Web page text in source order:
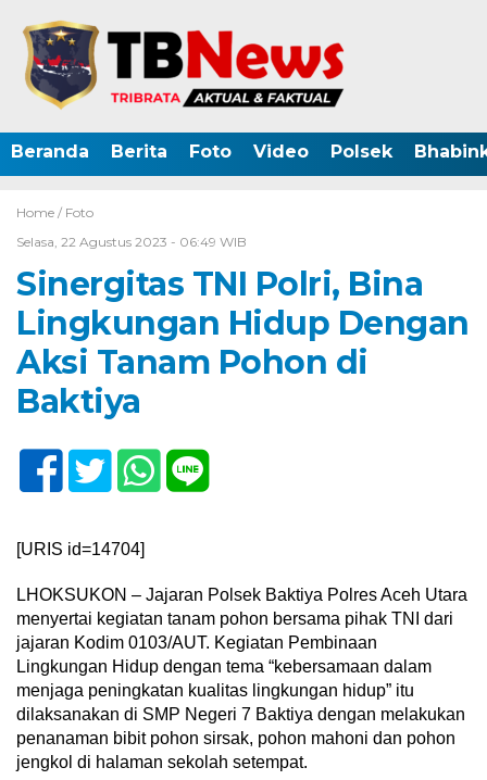
Beranda Berita Foto Video Polsek
Home / Foto
Selasa, 22 Agustus 2023 - 06:49 WIB
Sinergitas TNI Polri, Bina
Lingkungan Hidup Dengan
Aksi Tanam Pohon di
Baktiya
[URIS id=14704]
LHOKSUKON – Jajaran Polsek Baktiya Polres Aceh Utara
menyertai kegiatan tanam pohon bersama pihak TNI dari
jajaran Kodim 0103/AUT. Kegiatan Pembinaan
Lingkungan Hidup dengan tema “kebersamaan dalam
menjaga peningkatan kualitas lingkungan hidup” itu
dilaksanakan di SMP Negeri 7 Baktiya dengan melakukan
penanaman bibit pohon sirsak, pohon mahoni dan pohon
jengkol di halaman sekolah setempat.